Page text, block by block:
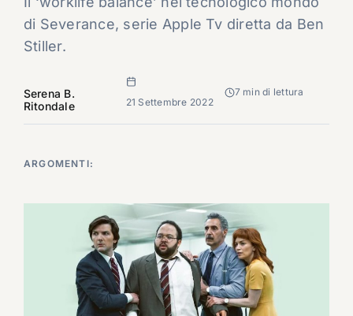
CHI SIAMO
di Severance, serie Apple Tv diretta da Ben
Stiller.
Serena B.
Ritondale
21 Settembre 2022
7 min di lettura
ARGOMENTI: